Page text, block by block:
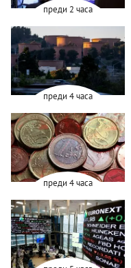
преди 2 часа
преди 4 часа
преди 4 часа